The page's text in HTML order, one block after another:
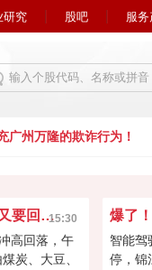
研究 股吧 服
州万隆的欺诈行为！
一路向上突破！大盘很快又要回到4000点？15:30
高回落，午
炭、大豆、
智能驾
停，锦